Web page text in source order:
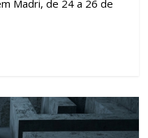
Madri, de 24 a 26 de